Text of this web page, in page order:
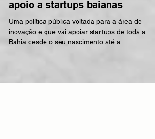
Governo constrói programa de
apoio a startups baianas
consolidação...